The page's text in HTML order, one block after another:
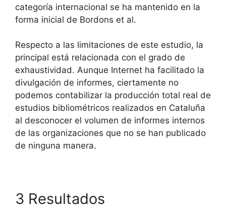
categoría internacional se ha mantenido en la
forma inicial de Bordons et al.
Respecto a las limitaciones de este estudio, la
principal está relacionada con el grado de
exhaustividad. Aunque Internet ha facilitado la
divulgación de informes, ciertamente no
podemos contabilizar la producción total real de
estudios bibliométricos realizados en Cataluña
al desconocer el volumen de informes internos
de las organizaciones que no se han publicado
de ninguna manera.
3 Resultados